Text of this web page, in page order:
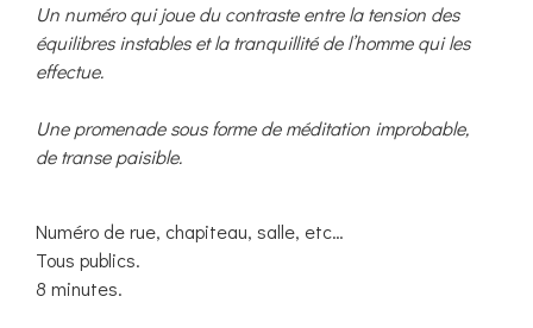
Un numéro qui joue du contraste entre la tension des
équilibres instables et la tranquillité de l’homme qui les
effectue.
Une promenade sous forme de méditation improbable,
de transe paisible.
Numéro de rue, chapiteau, salle, etc…
Tous publics.
8 minutes.